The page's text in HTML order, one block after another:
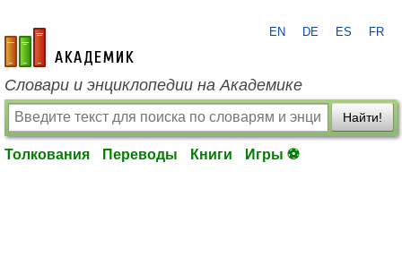
academic.ru
EN DE ES FR
Словари и энциклопедии на Академике
Найти!
Толкования Переводы Книги Игры ⚽